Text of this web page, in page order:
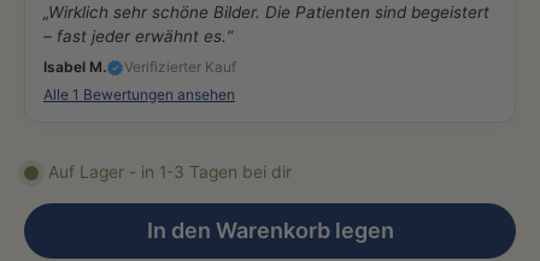
„Wirklich sehr schöne Bilder. Die Patienten sind begeistert
– fast jeder erwähnt es.“
Isabel M.
Verifizierter Kauf
Alle 1 Bewertungen ansehen
Auf Lager - in 1-3 Tagen bei dir
In den Warenkorb legen